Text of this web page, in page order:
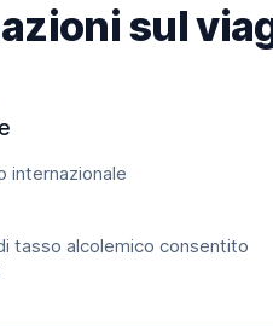
sul
internazionale
tasso alcolemico consentito